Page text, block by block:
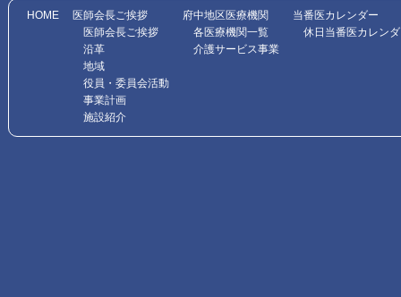
HOME
医師会長ご挨拶
医師会長ご挨拶
沿革
地域
役員・委員会活動
事業計画
施設紹介
府中地区医療機関
各医療機関一覧
介護サービス事業
当番医カレンダー
休日当番医カレン